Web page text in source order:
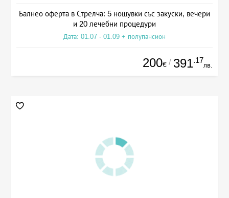
Балнео оферта в Стрелча: 5 нощувки със закуски, вечери
и 20 лечебни процедури
Дата: 01.07 - 01.09 + полупансион
200€ / 391.17
лв.